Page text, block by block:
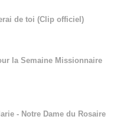
de toi (Clip officiel)
la Semaine Missionnaire
- Notre Dame du Rosaire